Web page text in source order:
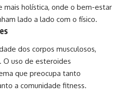
mais holística, onde o bem-estar
lado a lado com o físico.
dos corpos musculosos,
O uso de esteroides
que preocupa tanto
a comunidade fitness.